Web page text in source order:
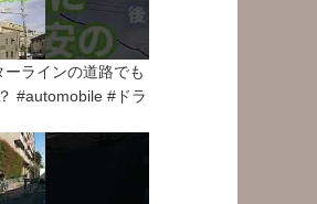
ーラインの道路でも
#automobile #ドラ